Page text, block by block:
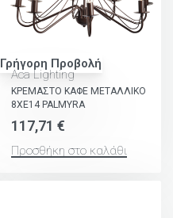
Γρήγορη Προβολή
Aca Lighting
ΚΡΕΜΑΣΤΟ ΚΑΦΕ ΜΕΤΑΛΛΙΚΟ
8ΧΕ14 PALMYRA
117,71 €
Προσθήκη στο καλάθι